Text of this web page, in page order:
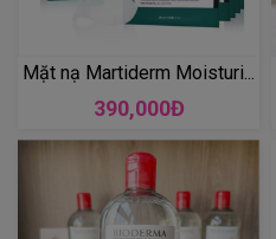
Mặt nạ Martiderm Moisturi...
390,000Đ